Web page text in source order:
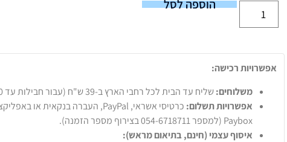
הוספה לסל
אפשרויות רכישה:
משלוחים:שליח עד הבית לכל רחבי הארץ ב-39 ש"ח (עבור חבילות עד 20 ק"ג).
אפשרויות תשלום:
Paybox (למספר 054-6718711 בצירוף מספר הזמנה).
איסוף עצמי (חינם, בתיאום מראש):